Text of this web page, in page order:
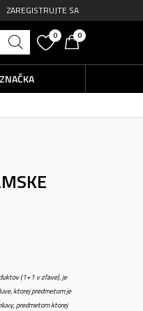
ZAREGISTRUJTE SA
0 0
ZNAČKA
(1+1 v zľave), je
ktorej predmetom je
predmetom ktorej